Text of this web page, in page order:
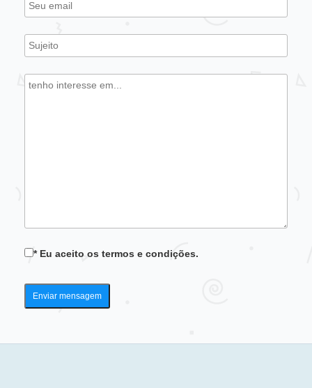
* Eu aceito os termos e condições.